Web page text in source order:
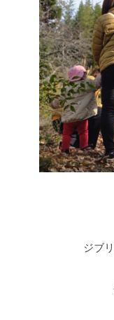
ジブ